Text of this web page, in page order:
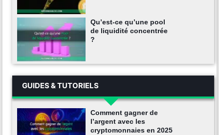
Qu’est-ce qu’une pool
de liquidité concentrée
?
GUIDES & TUTORIELS
Comment gagner de
l’argent avec les
cryptomonnaies en 2025